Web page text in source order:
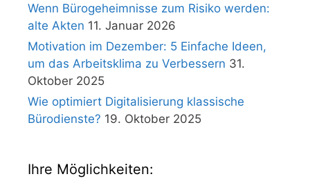
Wenn Bürogeheimnisse zum Risiko werden:
alte Akten 11. Januar 2026
Motivation im Dezember: 5 Einfache Ideen,
um das Arbeitsklima zu Verbessern 31.
Oktober 2025
Wie optimiert Digitalisierung klassische
Bürodienste? 19. Oktober 2025
Ihre Möglichkeiten: